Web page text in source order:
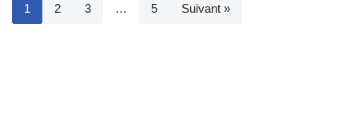
1 2 3 … 5 Suivant »